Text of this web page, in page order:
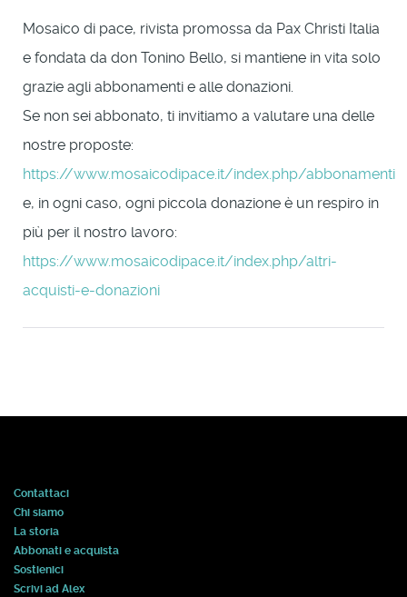
Mosaico di pace, rivista promossa da Pax Christi Italia
e fondata da don Tonino Bello, si mantiene in vita solo
grazie agli abbonamenti e alle donazioni.
Se non sei abbonato, ti invitiamo a valutare una delle
nostre proposte:
https://www.mosaicodipace.it/index.php/abbonamenti
e, in ogni caso, ogni piccola donazione è un respiro in
più per il nostro lavoro:
https://www.mosaicodipace.it/index.php/altri-
acquisti-e-donazioni
Contattaci
Chi siamo
La storia
Abbonati e acquista
Sostienici
Scrivi ad Alex